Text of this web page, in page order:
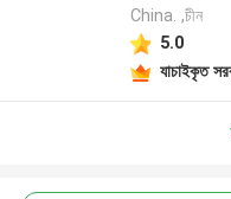
China. ,চীন
5.0
যাচাইকৃত